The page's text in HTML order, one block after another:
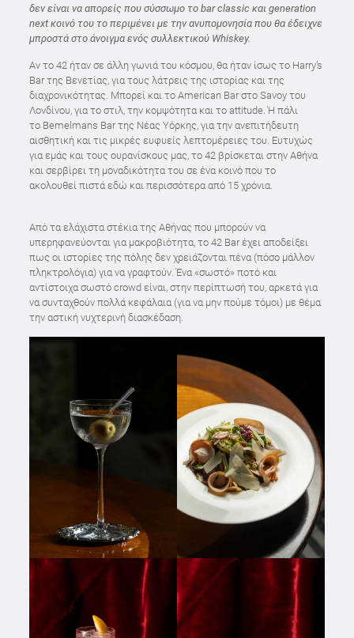
δεν είναι να απορείς που σύσσωμο το bar classic και generation
next κοινό του το περιμένει με την ανυπομονησία που θα έδειχνε
μπροστά στο άνοιγμα ενός συλλεκτικού Whiskey.
Αν το 42 ήταν σε άλλη γωνιά του κόσμου, θα ήταν ίσως το Harry’s
Bar της Βενετίας, για τους λάτρεις της ιστορίας και της
διαχρονικότητας. Μπορεί και το American Bar στο Savoy του
Λονδίνου, για το στιλ, την κομψότητα και το attitude. Ή πάλι
το Bemelmans Bar της Νέας Υόρκης, για την ανεπιτήδευτη
αισθητική και τις μικρές ευφυείς λεπτομέρειες του. Ευτυχώς
για εμάς και τους ουρανίσκους μας, το 42 βρίσκεται στην Αθήνα
και σερβίρει τη μοναδικότητα του σε ένα κοινό που το
ακολουθεί πιστά εδώ και περισσότερα από 15 χρόνια.
Από τα ελάχιστα στέκια της Αθήνας που μπορούν να
υπερηφανεύονται για μακροβιότητα, το 42 Bar έχει αποδείξει
πως οι ιστορίες της πόλης δεν χρειάζονται πένα (πόσο μάλλον
πληκτρολόγια) για να γραφτούν. Ένα «σωστό» ποτό και
αντίστοιχα σωστό crowd είναι, στην περίπτωσή του, αρκετά για
να συνταχθούν πολλά κεφάλαια (για να μην πούμε τόμοι) με θέμα
την αστική νυχτερινή διασκέδαση.